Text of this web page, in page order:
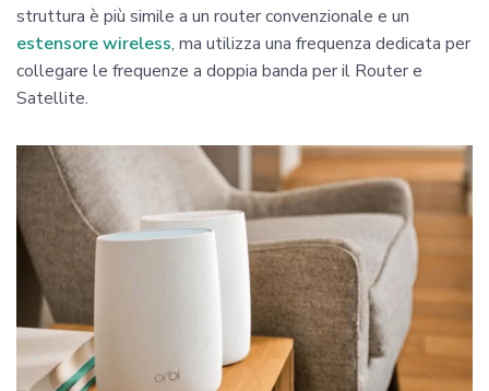
struttura è più simile a un router convenzionale e un
estensore wireless, ma utilizza una frequenza dedicata per
collegare le frequenze a doppia banda per il Router e
Satellite.